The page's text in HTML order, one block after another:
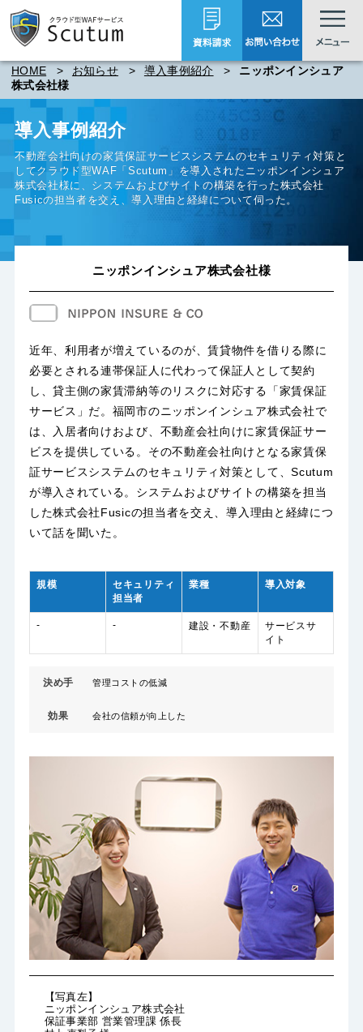
HOME > お知らせ > 導入事例紹介 > ニッポンインシュア
株式会社様
導入事例紹介
不動産会社向けの家賃保証サービスシステムのセキュリティ対策と
してクラウド型WAF「Scutum」 を導入されたニッポンインシュア
株式会社様に、システムおよびサイトの構築を行った株式会社
Fusicの担当者を交え、導入理由と経緯について伺った。
ニッポンインシュア株式会社様
近年、利用者が増えているのが、賃貸物件を借りる際に
必要とされる連帯保証人に代わって保証人として契約
し、貸主側の家賃滞納等のリスクに対応する「家賃保証
サービス」だ。福岡市のニッポンインシュア株式会社で
は、入居者向けおよび、不動産会社向けに家賃保証サー
ビスを提供している。その不動産会社向けとなる家賃保
証サービスシステムのセキュリティ対策として、Scutum
が導入されている。システムおよびサイトの構築を担当
した株式会社Fusicの担当者を交え、導入理由と経緯につ
いて話を聞いた。
規模
セキュリティ
担当者
業種 導入対象
- - 建設・不動産
サービスサ
イト
決め手 管理コストの低減
効果 会社の信頼が向上した
【写真左】
ニッポンインシュア株式会社
保証事業部 営業管理課 係長